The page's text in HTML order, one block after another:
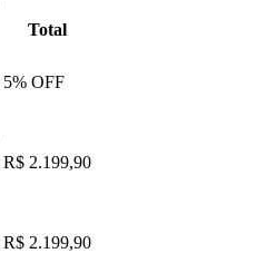
Total
5% OFF
R$ 2.199,90
R$ 2.199,90